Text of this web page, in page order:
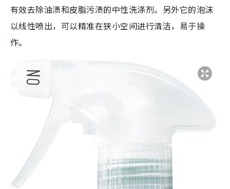
有效去除油渍和皮脂污渍的中性洗涤剂。另外它的泡沫
以线性喷出，可以精准在狭小空间进行清洁，易于操
作。